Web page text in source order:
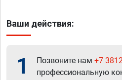
Ваши действия:
1 Позвоните нам +7
профессиональную